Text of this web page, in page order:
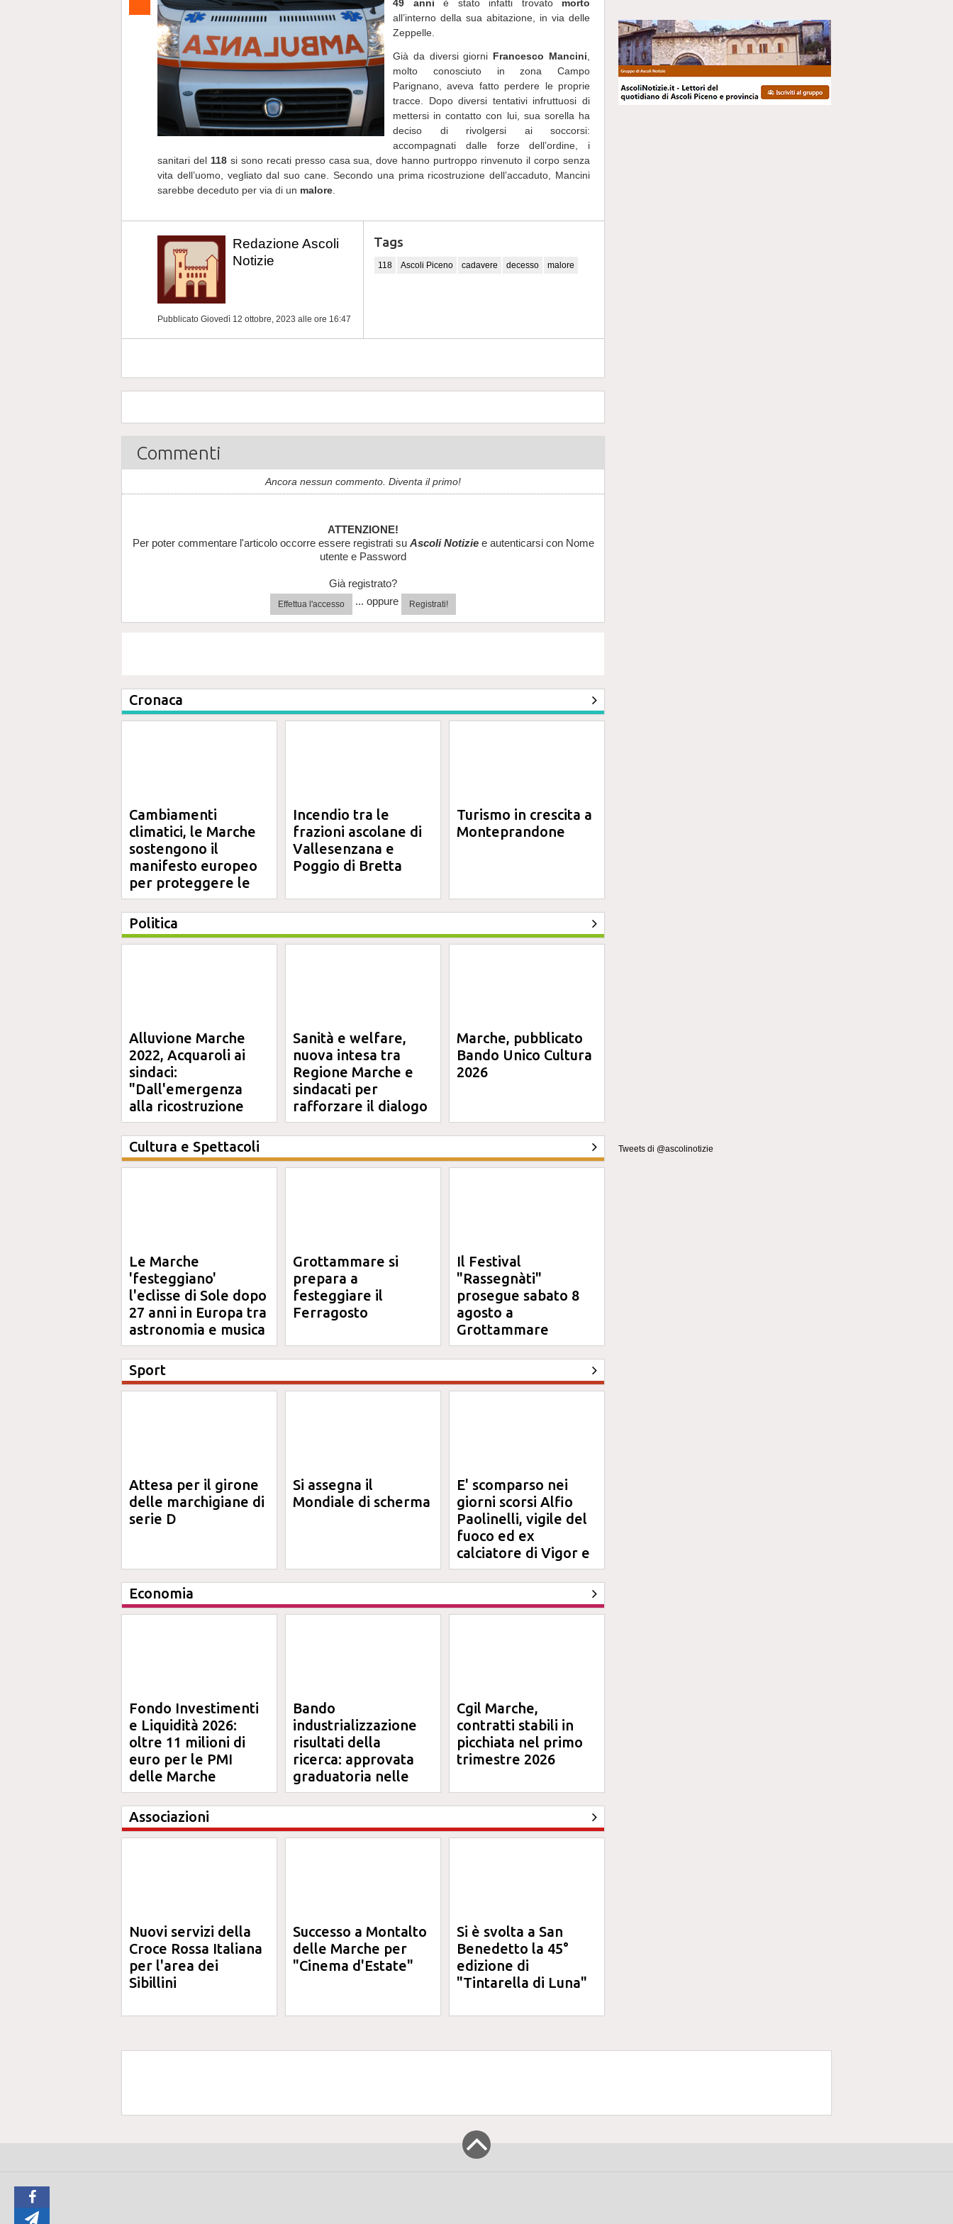
49 anni è stato infatti trovato morto
all’interno della sua abitazione, in via delle
Zeppelle.
Già da diversi giorni Francesco Mancini
molto conosciuto in zona Campo
Parignano, aveva fatto perdere le proprie
tracce. Dopo diversi tentativi infruttuosi di
mettersi in contatto con lui, sua sorella ha
deciso di rivolgersi ai soccorsi:
accompagnati dalle forze dell’ordine, i
sanitari del 118si sono recati presso casa sua, dove hanno purtroppo rinvenuto il corpo senza
vita dell’uomo, vegliato dal suo cane. Secondo una prima ricostruzione dell’accaduto, Mancini
sarebbe deceduto per via di un malore
Redazione Ascoli
Notizie
Pubblicato Giovedì 12 ottobre, 2023 alle ore 16:47
Tags
118 Ascoli Piceno cadavere decesso malore
Commenti
Ancora nessun commento. Diventa il primo!
ATTENZIONE!
Per poter commentare l'articolo occorre essere registrati su Ascoli Notiziee autenticarsi con Nome
utente e Password
Già registrato?
Effettua l'accesso ... oppure Registrati!
Cronaca
Cambiamenti
climatici, le Marche
sostengono il
manifesto europeo
per proteggere le
aree costiere
Incendio tra le
frazioni ascolane di
Vallesenzana e
Poggio di Bretta
Turismo in crescita a
Monteprandone
Politica
Alluvione Marche
2022, Acquaroli ai
sindaci:
"Dall'emergenza
alla ricostruzione
definitiva"
Sanità e welfare,
nuova intesa tra
Regione Marche e
sindacati per
rafforzare il dialogo
Marche, pubblicato
Bando Unico Cultura
2026
Cultura e Spettacoli
Le Marche
'festeggiano'
l'eclisse di Sole dopo
27 anni in Europa tra
astronomia e musica
Grottammare si
prepara a
festeggiare il
Ferragosto
Il Festival
"Rassegnàti"
prosegue sabato 8
agosto a
Grottammare
Sport
Attesa per il girone
delle marchigiane di
serie D
Si assegna il
Mondiale di scherma
E' scomparso nei
giorni scorsi Alfio
Paolinelli, vigile del
fuoco ed ex
calciatore di Vigor e
Jesina
Economia
Fondo Investimenti
e Liquidità 2026:
oltre 11 milioni di
euro per le PMI
delle Marche
Bando
industrializzazione
risultati della
ricerca: approvata
graduatoria nelle
Marche
Cgil Marche,
contratti stabili in
picchiata nel primo
trimestre 2026
Associazioni
Nuovi servizi della
Croce Rossa Italiana
per l'area dei
Sibillini
Successo a Montalto
delle Marche per
"Cinema d'Estate"
Si è svolta a San
Benedetto la 45°
edizione di
"Tintarella di Luna"
Tweets di @ascolinotizie